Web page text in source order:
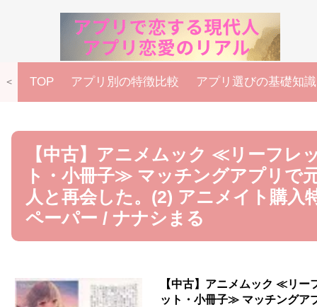
TOP アプリ別の特徴比較 アプリ選びの基礎知識
＜
【中古】アニメムック ≪リーフレ
ト・小冊子≫ マッチングアプリで
人と再会した。(2) アニメイト購入
ペーパー / ナナシまる
【中古】アニメムック ≪リー
ット・小冊子≫ マッチングア